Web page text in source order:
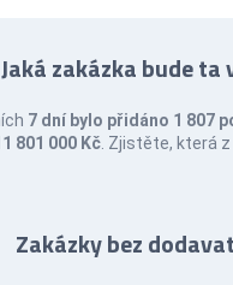
Jaká zakázka bude ta
7 dní bylo přidáno 1 807
801 000 Kč . Zjistěte, která
Zakázky bez